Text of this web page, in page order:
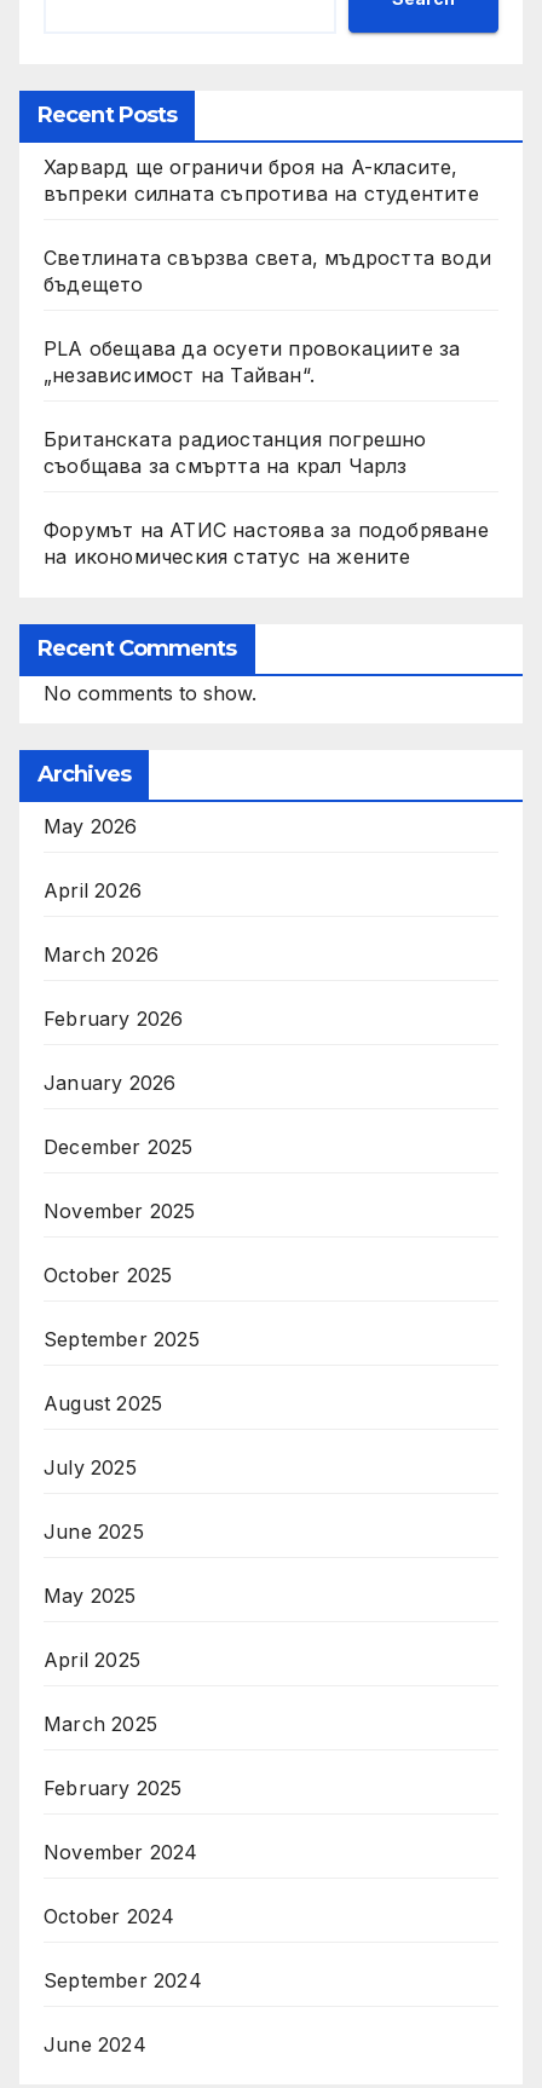
Recent Posts
Харвард ще ограничи броя на A-класите,
въпреки силната съпротива на студентите
Светлината свързва света, мъдростта води
бъдещето
PLA обещава да осуети провокациите за
„независимост на Тайван“.
Британската радиостанция погрешно
съобщава за смъртта на крал Чарлз
Форумът на АТИС настоява за подобряване
на икономическия статус на жените
Recent Comments
No comments to show.
Archives
May 2026
April 2026
March 2026
February 2026
January 2026
December 2025
November 2025
October 2025
September 2025
August 2025
July 2025
June 2025
May 2025
April 2025
March 2025
February 2025
November 2024
October 2024
September 2024
June 2024